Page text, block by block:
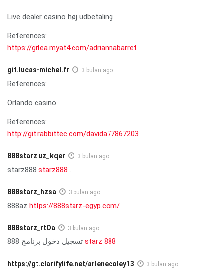
Live dealer casino høj udbetaling
References:
https://gitea.myat4.com/adriannabarret
git.lucas-michel.fr 3 bulan ago
References:
Orlando casino
References:
http://git.rabbittec.com/davida77867203
888starz uz_kqer 3 bulan ago
starz888 starz888 .
888starz_hzsa 3 bulan ago
888az https://888starz-egyp.com/
888starz_rtOa 3 bulan ago
starz 888
https://gt.clarifylife.net/arlenecoley13 3 bulan ago